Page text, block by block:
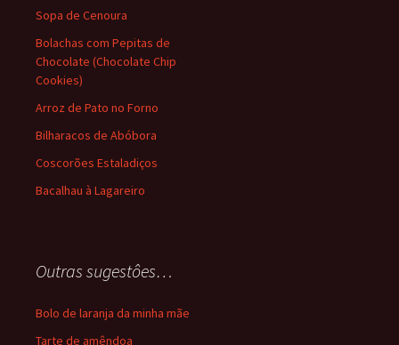
Sopa de Cenoura
Bolachas com Pepitas de
Chocolate (Chocolate Chip
Cookies)
Arroz de Pato no Forno
Bilharacos de Abóbora
Coscorões Estaladiços
Bacalhau à Lagareiro
Outras sugestôes…
Bolo de laranja da minha mãe
Tarte de amêndoa